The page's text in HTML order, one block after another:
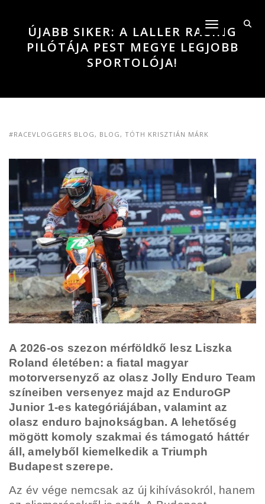
Toggle
ÚJABB SIKER: A LALLER RACING
PILÓTÁJA PEST MEGYE LEGJOBB
SPORTOLÓJA!
#RACEVLOGGERS BLOG, BLOG, TÓTH KRISZTIÁN MÁRK
A 2026-os szezon mérföldkő lesz Liszka
Roland életében: a fiatal magyar
motorversenyző az olasz Jolly Enduro Team
színeiben versenyez majd az EnduroGP
Junior 1-es kategóriájában, valamint az
olasz enduro bajnokságban. A lehetőség
mögött komoly szakmai és támogató háttér
áll, amelyből kiemelkedik a Triumph
Budapest szerepe.
Az év vége nemcsak az új kihívásokról, hanem